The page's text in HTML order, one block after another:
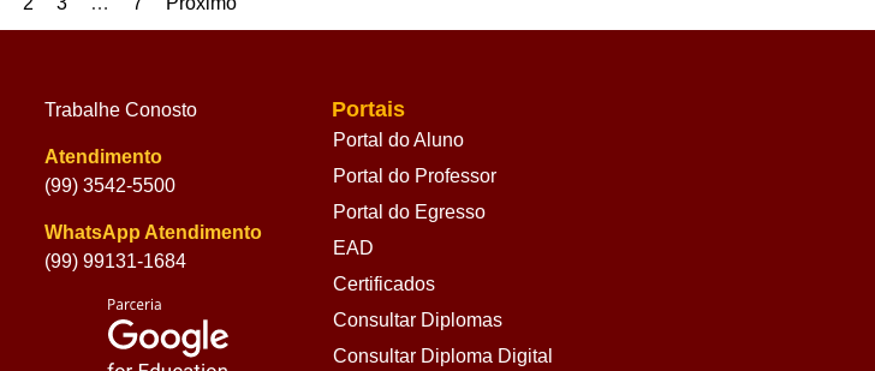
Trabalhe Conosto
Atendimento
(99) 3542-5500
WhatsApp Atendimento
(99) 99131-1684
Portais
Portal do Aluno
Portal do Professor
Portal do Egresso
EAD
Certificados
Consultar Diplomas
Consultar Diploma Digital